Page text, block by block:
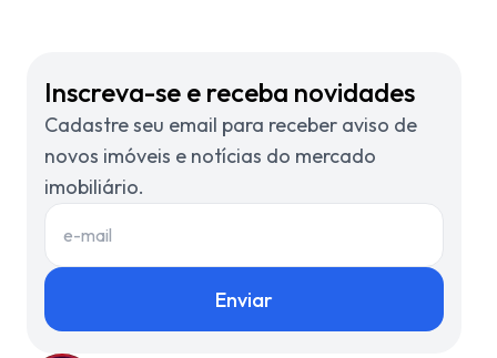
Inscreva-se e receba novidades
Cadastre seu email para receber aviso de
novos imóveis e notícias do mercado
imobiliário.
Enviar